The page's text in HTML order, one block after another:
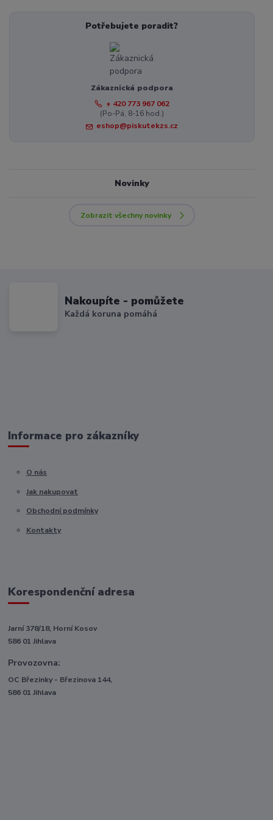
Potřebujete poradit?
Zákaznická podpora
+ 420 773 967 062
(Po-Pá, 8-16 hod.)
eshop@piskutekzs.cz
Novinky
Zobrazit všechny novinky
Nakoupíte - pomůžete
Každá koruna pomáhá
Informace pro zákazníky
O nás
Jak nakupovat
Obchodní podmínky
Kontakty
Korespondenční adresa
Jarní 378/18, Horní Kosov
586 01 Jihlava
Provozovna:
OC Březinky - Březinova 144,
586 01 Jihlava